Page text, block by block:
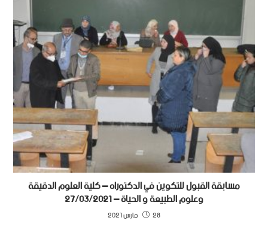
مسابقة القبول للتكوين في الدكتوراه – كلية العلوم الدقيقة
وعلوم الطبيعة و الحياة – 27/03/2021
28 مارس 2021